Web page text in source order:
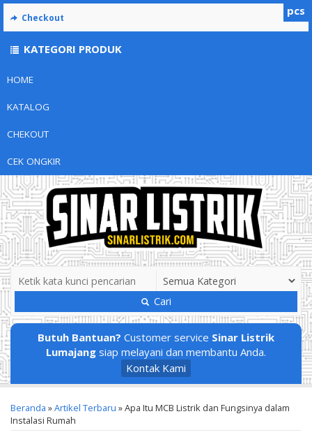
HOME
KATALOG
CHEKOUT
CEK ONGKIR
Cari
Butuh Bantuan? Customer service Sinar Listrik
Lumajang siap melayani dan membantu Anda.
Kontak Kami
Beranda »Artikel Terbaru » Apa Itu MCB Listrik dan Fungsinya dalam
Instalasi Rumah
pcs
Checkout
KATEGORI PRODUK